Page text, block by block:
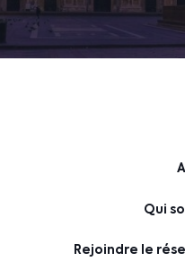
Qui
Rejoindre le